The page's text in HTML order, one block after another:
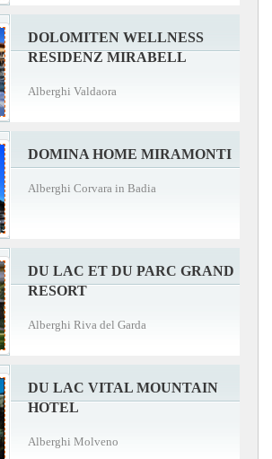
DOLOMITEN WELLNESS
RESIDENZ MIRABELL
Alberghi Valdaora
DOMINA HOME MIRAMONTI
Alberghi Corvara in Badia
DU LAC ET DU PARC GRAND
RESORT
Alberghi Riva del Garda
DU LAC VITAL MOUNTAIN
HOTEL
Alberghi Molveno